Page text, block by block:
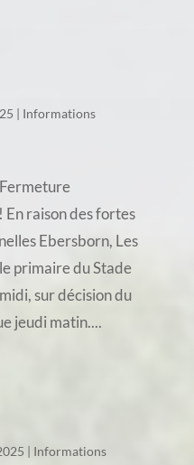
| Informations
En raison des fortes
Ebersborn, Les
primaire du Stade
sur décision du
jeudi matin....
| Informations